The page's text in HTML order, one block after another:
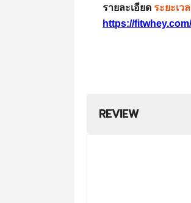
รายละเอียด ระยะเว
https://
REVIEW